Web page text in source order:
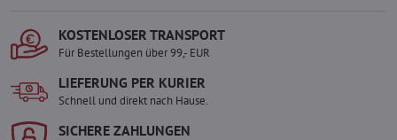
KOSTENLOSER TRANSPORT
Für Bestellungen über 99,- EUR
LIEFERUNG PER KURIER
Schnell und direkt nach Hause.
SICHERE ZAHLUNGEN